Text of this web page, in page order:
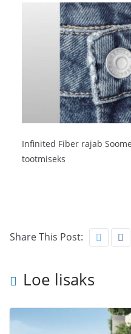
Infinited Fiber rajab
tootmiseks
Share This Post:
Loe lisaks